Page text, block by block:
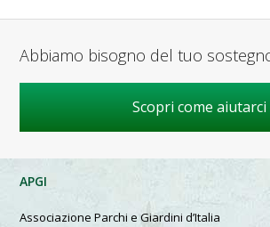
Abbiamo bisogno del tuo
Scopri come aiutarci
APGI
Associazione Parchi e Giardini d’Italia